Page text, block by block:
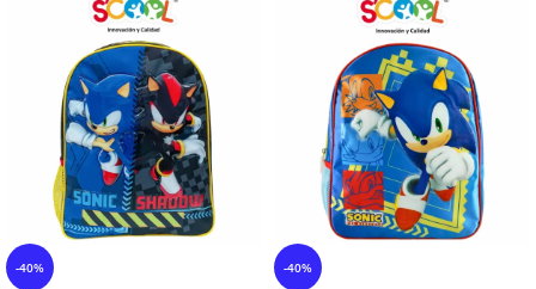
-40% -40%